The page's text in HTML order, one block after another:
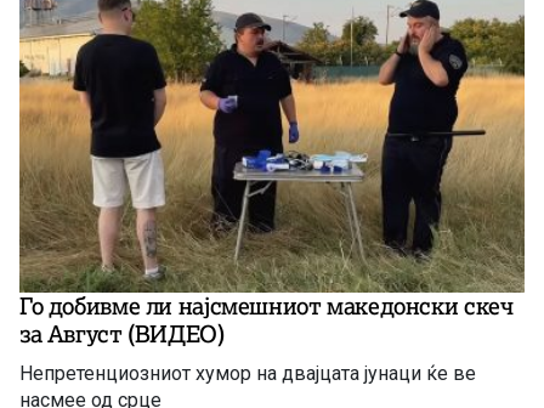
Го добивме ли најсмешниот македонски скеч
за Август (ВИДЕО)
Непретенциозниот хумор на двајцата јунаци ќе ве
насмее од срце